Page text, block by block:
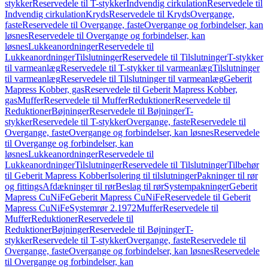
stykkerReservedele til T-stykkerIndvendig cirkulationReservedele til
Indvendig cirkulationKrydsReservedele til KrydsOvergange,
fasteReservedele til Overgange, fasteOvergange og forbindelser, kan
løsnesReservedele til Overgange og forbindelser, kan
løsnesLukkeanordningerReservedele til
LukkeanordningerTilslutningerReservedele til TilslutningerT-stykker
til varmeanlægReservedele til T-stykker til varmeanlægTilslutninger
til varmeanlægReservedele til Tilslutninger til varmeanlægGeberit
Mapress Kobber, gasReservedele til Geberit Mapress Kobber,
gasMufferReservedele til MufferReduktionerReservedele til
ReduktionerBøjningerReservedele til BøjningerT-
stykkerReservedele til T-stykkerOvergange, fasteReservedele til
Overgange, fasteOvergange og forbindelser, kan løsnesReservedele
til Overgange og forbindelser, kan
løsnesLukkeanordningerReservedele til
LukkeanordningerTilslutningerReservedele til TilslutningerTilbehør
til Geberit Mapress KobberIsolering til tilslutningerPakninger til rør
og fittingsAfdækninger til rørBeslag til rørSystempakningerGeberit
Mapress CuNiFeGeberit Mapress CuNiFeReservedele til Geberit
Mapress CuNiFeSystemrør 2.1972MufferReservedele til
MufferReduktionerReservedele til
ReduktionerBøjningerReservedele til BøjningerT-
stykkerReservedele til T-stykkerOvergange, fasteReservedele til
Overgange, fasteOvergange og forbindelser, kan løsnesReservedele
til Overgange og forbindelser, kan